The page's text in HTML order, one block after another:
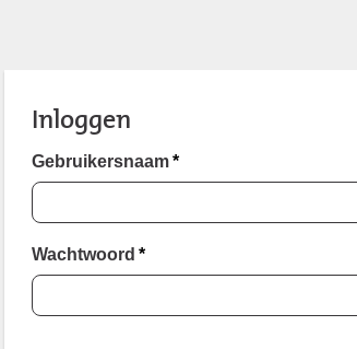
Inloggen
Gebruikersnaam *
Wachtwoord *